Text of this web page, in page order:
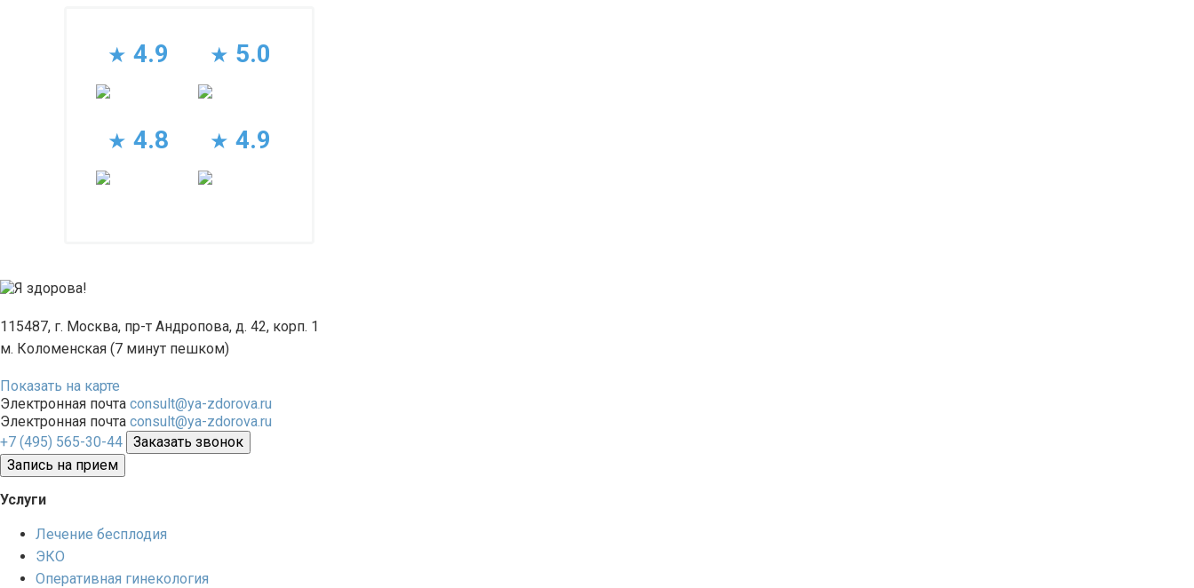
★ 4.9 ★ 5.0
★ 4.8 ★ 4.9
115487, г. Москва, пр-т Андропова, д. 42, корп. 1
м. Коломенская (7 минут пешком)
Показать на карте
Электронная почта consult@ya-zdorova.ru
Электронная почта consult@ya-zdorova.ru
+7 (495) 565-30-44
Заказать звонок
Запись на прием
Услуги
Лечение бесплодия
ЭКО
Оперативная гинекология